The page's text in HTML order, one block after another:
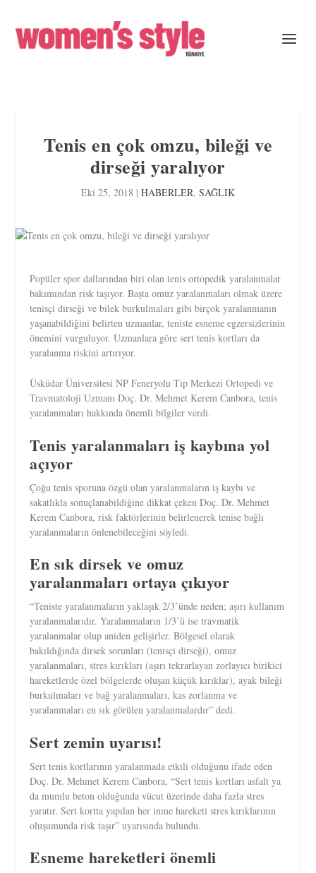
Tenis en çok omzu, bileği ve
dirseği yaralıyor
Eki 25, 2018 | HABERLER, SAĞLIK
Popüler spor dallarından biri olan tenis ortopedik yaralanmalar
bakımından risk taşıyor. Başta omuz yaralanmaları olmak üzere
tenisçi dirseği ve bilek burkulmaları gibi birçok yaralanmanın
yaşanabildiğini belirten uzmanlar, teniste esneme egzersizlerinin
önemini vurguluyor. Uzmanlara göre sert tenis kortları da
yaralanma riskini artırıyor.
Üsküdar Üniversitesi NP Feneryolu Tıp Merkezi Ortopedi ve
Travmatoloji Uzmanı Doç. Dr. Mehmet Kerem Canbora, tenis
yaralanmaları hakkında önemli bilgiler verdi.
Tenis yaralanmaları iş kaybına yol
açıyor
Çoğu tenis sporuna özgü olan yaralanmaların iş kaybı ve
sakatlıkla sonuçlanabildiğine dikkat çeken Doç. Dr. Mehmet
Kerem Canbora, risk faktörlerinin belirlenerek tenise bağlı
yaralanmaların önlenebileceğini söyledi.
En sık dirsek ve omuz
yaralanmaları ortaya çıkıyor
“Teniste yaralanmaların yaklaşık 2/3’ünde neden; aşırı kullanım
yaralanmalarıdır. Yaralanmaların 1/3’ü ise travmatik
yaralanmalar olup aniden gelişirler. Bölgesel olarak
bakıldığında dirsek sorunları (tenisçi dirseği), omuz
yaralanmaları, stres kırıkları (aşırı tekrarlayan zorlayıcı birikici
hareketlerde özel bölgelerde oluşan küçük kırıklar), ayak bileği
burkulmaları ve bağ yaralanmaları, kas zorlanma ve
yaralanmaları en sık görülen yaralanmalardır” dedi.
Sert zemin uyarısı!
Sert tenis kortlarının yaralanmada etkili olduğunu ifade eden
Doç. Dr. Mehmet Kerem Canbora, “Sert tenis kortları asfalt ya
da mumlu beton olduğunda vücut üzerinde daha fazla stres
yaratır. Sert kortta yapılan her inme hareketi stres kırıklarının
oluşumunda risk taşır” uyarısında bulundu.
Esneme hareketleri önemli